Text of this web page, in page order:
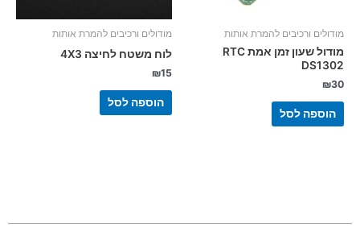
מודולים ורכיבים להמרת אותות
מודול שעון זמן אמת RTC
DS1302
₪30
הוספה לסל
מודולים ורכיבים להמרת אותות
לוח משטח לחיצה 4X3
₪15
הוספה לסל